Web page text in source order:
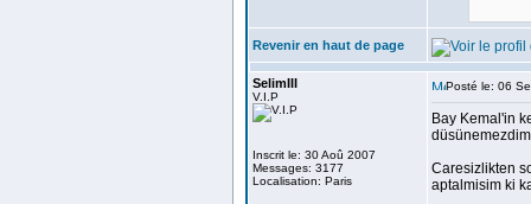
Revenir en haut de page
SelimIII
V.I.P
Inscrit le: 30 Aoû 2007
Messages: 3177
Localisation: Paris
Posté le: 06
Bay Kemal'in
Caresizlikten
aptalmisim ki